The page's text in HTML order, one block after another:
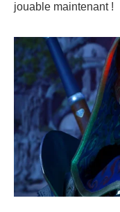
jouable maintenant !